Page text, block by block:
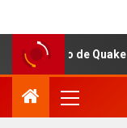
de Quake con